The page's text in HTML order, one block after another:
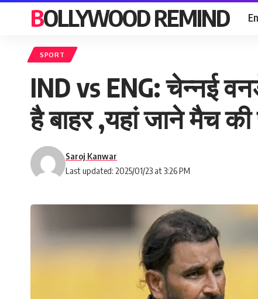
BOLLYWOOD REMIND
SPORT
IND vs ENG: चेन्नई
है बाहर ,यहां जाने मैच की
Last updated: 2025/01/23 at 3:26 PM
Saroj Kanwar